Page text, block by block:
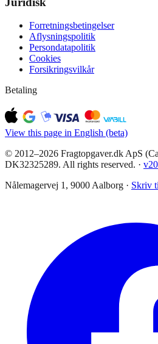
Forretningsbetingelser
Aflysningspolitik
Persondatapolitik
Cookies
Forsikringsvilkår
Betaling
View this page in English (beta)
© 2012–2026 Fragtopgaver.dk ApS
DK32325289. All rights reserved. · v
Nålemagervej 1, 9000 Aalborg · Skriv